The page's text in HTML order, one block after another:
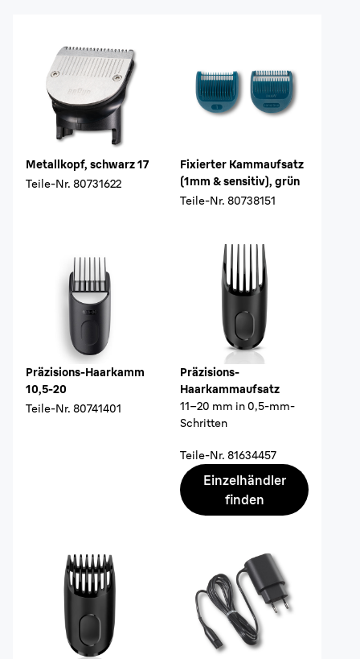
Metallkopf, schwarz 17
Teile-Nr. 80731622
Fixierter Kammaufsatz
(1mm & sensitiv), grün
Teile-Nr. 80738151
Präzisions-Haarkamm
10,5-20
Teile-Nr. 80741401
Präzisions-
Haarkammaufsatz
11–20 mm in 0,5-mm-
Schritten
Teile-Nr. 81634457
Einzelhändler
finden